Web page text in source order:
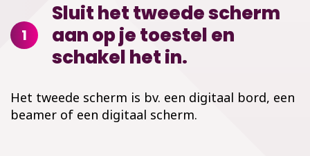
1
Sluit het tweede scherm
aan op je toestel en
schakel het in.
Het tweede scherm is bv. een digitaal bord, een
beamer of een digitaal scherm.